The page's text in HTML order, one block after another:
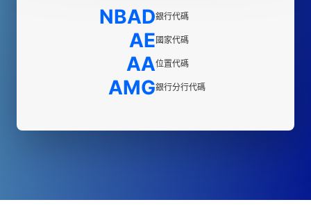
NBAD銀行代碼
AE國家代碼
AA位置代碼
AMG銀行分行代碼